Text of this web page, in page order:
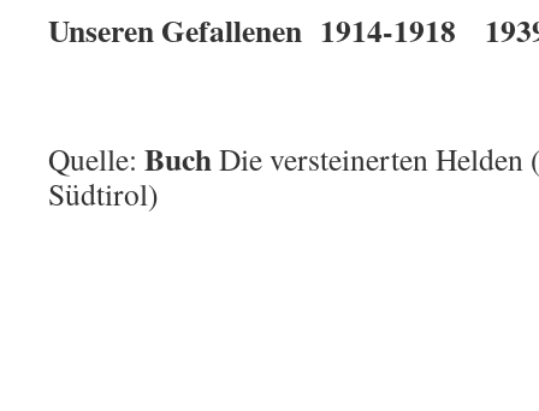
Unseren Gefallenen 1914-1918
Quelle: BuchDie versteinerten
Südtirol)